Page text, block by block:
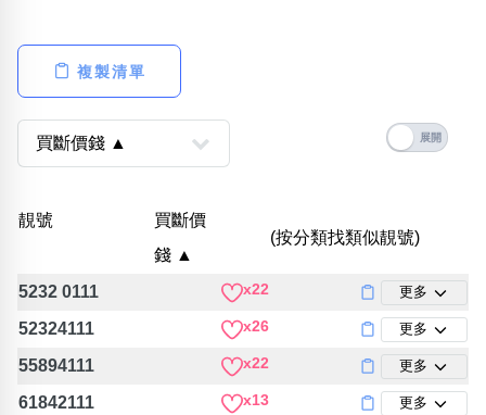
幸運號分類
次數分類
易經六四卦象
清除全部分類
搜尋
複製清單
靚號
買斷價
錢 ▲
(按分類找類似靚號)
5232 0111 x22 更多
52324111 x26 更多
55894111 x22 更多
61842111 x13 更多